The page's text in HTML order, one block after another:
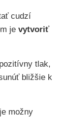
cudzí
je vytvoriť
tlak,
bližšie k
je možny